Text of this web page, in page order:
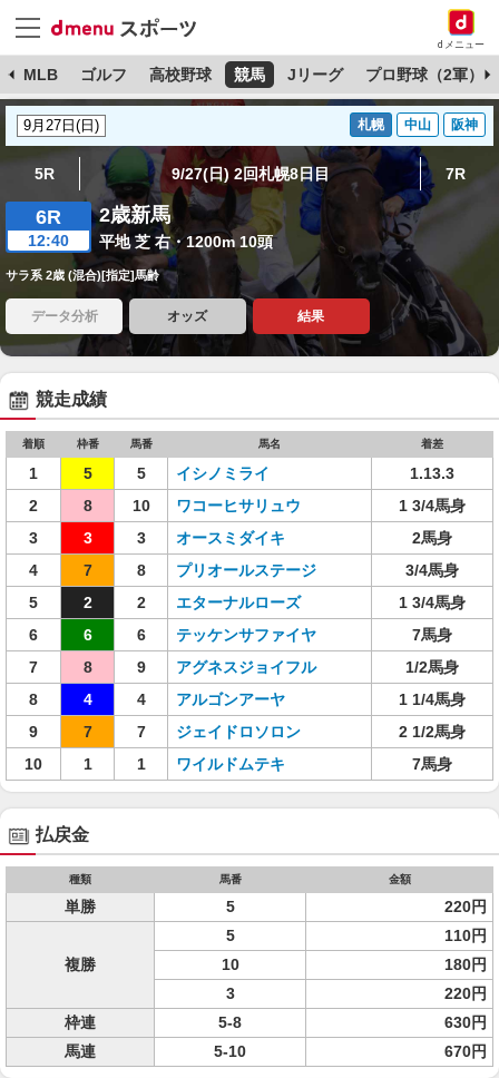
dメニュー
MLB ゴルフ 高校野球 競馬 Jリーグ プロ野球（2軍）
札幌 中山 阪神
5R 9/27(日) 2回札幌8日目 7R
6R
12:40
2歳新馬
平地 芝 右・1200m 10頭
サラ系 2歳 (混合)[指定]馬齢
データ分析 オッズ 結果
競走成績
着順 枠番 馬番 馬名 着差
1 5 5 イシノミライ
1.13.3
2
8 10 ワコーヒサリュウ
1 3/4馬身
3
3 3 オースミダイキ
2馬身
4
7 8 プリオールステージ
3/4馬身
5
2 2 エターナルローズ
1 3/4馬身
6
6 6 テッケンサファイヤ
7馬身
7
8 9 アグネスジョイフル
1/2馬身
8
4 4 アルゴンアーヤ
1 1/4馬身
9
7 7 ジェイドロソロン
2 1/2馬身
10
1 1 ワイルドムテキ 7馬身
払戻金
種類 馬番 金額
単勝 5 220円
複勝
5
110円
10
180円
3
220円
枠連
5-8
630円
馬連
5-10 670円